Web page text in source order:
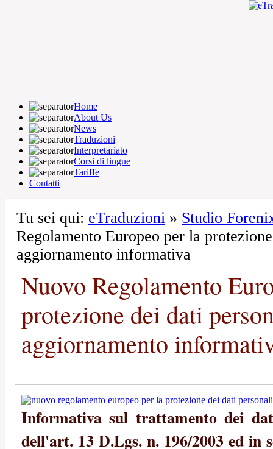
Home
About Us
News
Traduzioni
Interpretariato
Corsi di lingue
Tariffe
Contatti
Tu sei qui: eTraduzioni » Studio
Regolamento Europeo per la
aggiornamento informativa
Nuovo Regolamento
protezione dei dati
aggiornamento
Informativa sul trattamento dei
dell'art. 13 D.Lgs. n. 196/2003 ed in